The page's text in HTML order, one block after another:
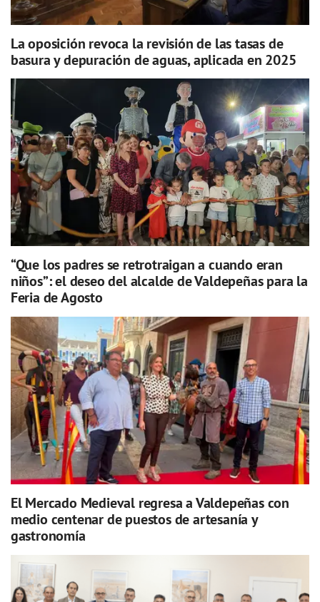
La oposición revoca la revisión de las tasas de
basura y depuración de aguas, aplicada en 2025
“Que los padres se retrotraigan a cuando eran
niños”: el deseo del alcalde de Valdepeñas para la
Feria de Agosto
El Mercado Medieval regresa a Valdepeñas con
medio centenar de puestos de artesanía y
gastronomía